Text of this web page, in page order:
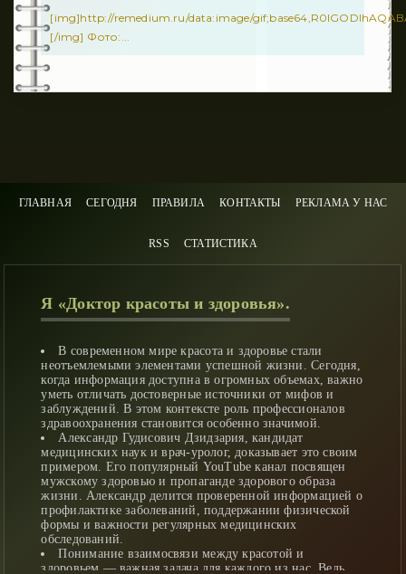
[img]http://remedium.ru/dаta:image/
[/img] Фото:...
ГЛАВНАЯ СЕГОДНЯ ПРАВИЛА КОНТАКТЫ РЕКЛАМА У НАС
RSS СТАТИСТИКА
Я «Доктор красоты и здоровья».
В современном мире красота и здоровье стали
неотъемлемыми элементами успешной жизни. Сегодня,
когда информация доступна в огромных объемах, важно
уметь отличать достоверные источники от мифов и
заблуждений. В этом контексте роль профессионалов
здравоохранения становится особенно значимой.
Александр Гудисович Дзидзария, кандидат
медицинских наук и врач-уролог, доказывает это своим
примером. Его популярный YouTube канал посвящен
мужскому здоровью и пропаганде здорового образа
жизни. Александр делится проверенной информацией о
профилактике заболеваний, поддержании физической
формы и важности регулярных медицинских
обследований.
Понимание взаимосвязи между красотой и
здоровьем — важная задача для каждого из нас. Ведь